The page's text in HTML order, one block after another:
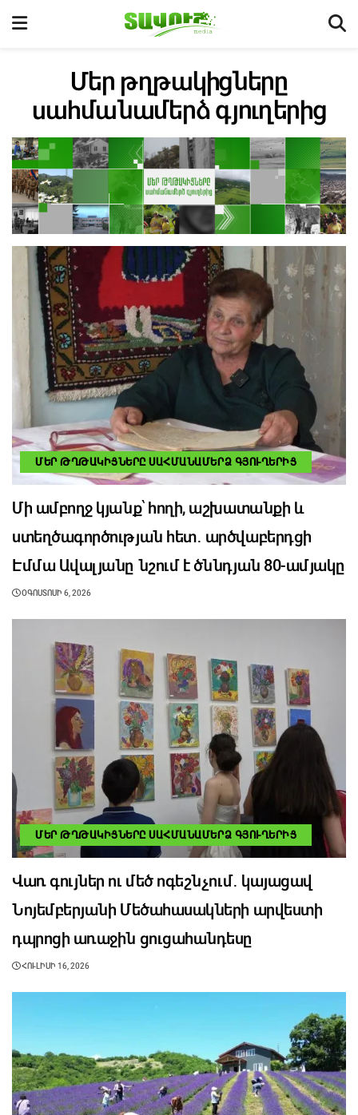
Մեր թղթակիցները
սահմանամերձ գյուղերից
ՄԵՐ ԹՂԹԱԿԻՑՆԵՐԸ ՍԱՀՄԱՆԱՄԵՐՁ ԳՅՈՒՂԵՐԻՑ
Մի ամբողջ կյանք՝ հողի, աշխատանքի և
ստեղծագործության հետ․ արծվաբերդցի
Էմմա Ավալյանը նշում է ծննդյան 80-ամյակը
ՕԳՈՍՏՈՍԻ 6, 2026
ՄԵՐ ԹՂԹԱԿԻՑՆԵՐԸ ՍԱՀՄԱՆԱՄԵՐՁ ԳՅՈՒՂԵՐԻՑ
Վառ գույներ ու մեծ ոգեշնչում․ կայացավ
Նոյեմբերյանի Մեծահասակների արվեստի
դպրոցի առաջին ցուցահանդեսը
ՀՈՒԼԻՍԻ 16, 2026